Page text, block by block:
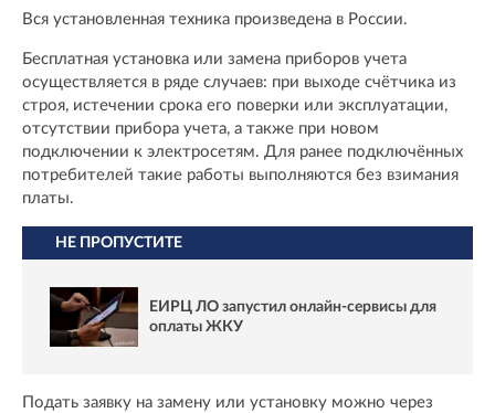
Вся установленная техника произведена в России.
Бесплатная установка или замена приборов учета
осуществляется в ряде случаев: при выходе счётчика из
строя, истечении срока его поверки или эксплуатации,
отсутствии прибора учета, а также при новом
подключении к электросетям. Для ранее подключённых
потребителей такие работы выполняются без взимания
платы.
НЕ ПРОПУСТИТЕ
ЕИРЦ ЛО запустил онлайн‑сервисы для
оплаты ЖКУ
Подать заявку на замену или установку можно через